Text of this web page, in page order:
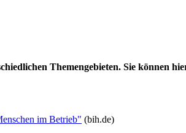
Themengebieten. Sie können
im Betrieb" (bih.de)